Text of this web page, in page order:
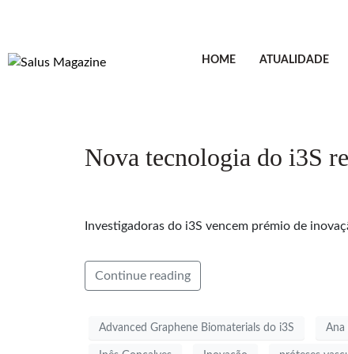
HOME ATUALIDADE
Nova tecnologia do i3S
Investigadoras do i3S vencem prémio de
Continue reading
Advanced Graphene Biomaterials do i3S Ana